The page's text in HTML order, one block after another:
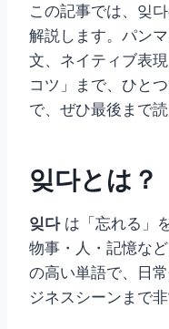
この記事では、잊
解説します。パン
文、ネイティブ表
コツ」まで、ひと
で、ぜひ最後まで
잊다とは？
잊다は「忘れる」
物事・人・記憶な
の高い単語で、日
ジネスシーンまで